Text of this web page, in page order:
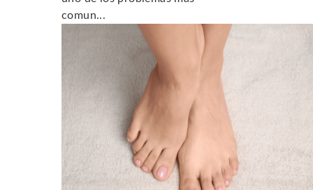
comun...